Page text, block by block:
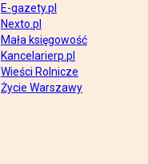
E-gazety.pl
Nexto.pl
Mała księgowość
Kancelarierp.pl
Wieści Rolnicze
Życie Warszawy